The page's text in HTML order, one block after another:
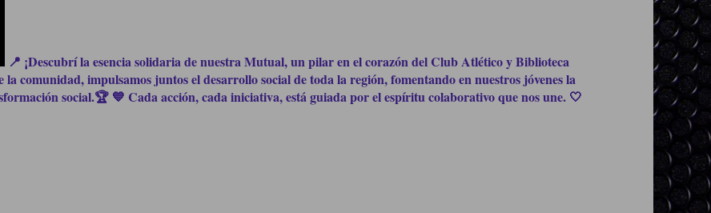
📍 ¡Descubrí la esencia solidaria de nuestra Mutual, un pilar en el corazón del Club Atlético y Biblioteca
comunidad, impulsamos juntos el desarrollo social de toda la región, fomentando en nuestros jóvenes la
social.🏆 💙 Cada acción, cada iniciativa, está guiada por el espíritu colaborativo que nos une. 🤍